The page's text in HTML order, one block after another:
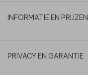
INFORMATIE EN PRIJZEN
PRIVACY EN GARANTIE